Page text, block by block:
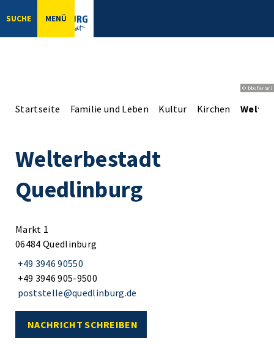
SUCHE MENÜ
© bbsferrari
Startseite Familie und Leben Kultur Kirchen
Welterbestadt
Quedlinburg
Markt 1
06484 Quedlinburg
+49 3946 90550
+49 3946 905-9500
poststelle@quedlinburg.de
NACHRICHT SCHREIBEN